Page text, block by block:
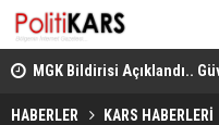
MGK Bildirisi Açıklandı..
Politika Başlıkları
HABERLER KARS HABERLERİ